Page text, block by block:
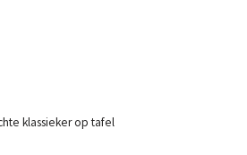
klassieker op tafel